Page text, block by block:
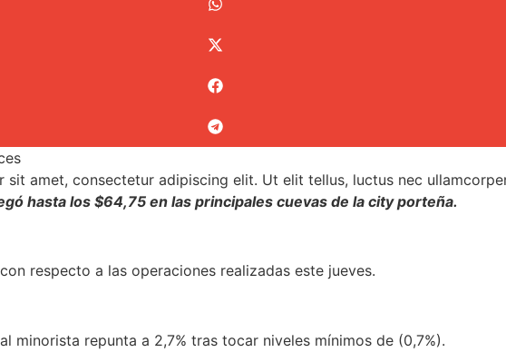
sit amet, consectetur adipiscing elit. Ut elit tellus, luctus nec
hasta los $64,75 en las principales cuevas de la city porteña.
respecto a las operaciones realizadas este jueves.
minorista repunta a 2,7% tras tocar niveles mínimos de (0,7%).